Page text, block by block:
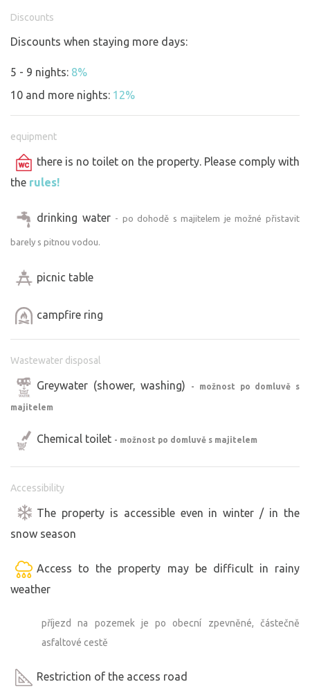
Discounts
Discounts when staying more days:
5 - 9 nights: 8%
10 and more nights: 12%
equipment
there is no toilet on the property. Please comply with
the rules!
drinking water - po dohodě s majitelem je možné přistavit
barely s pitnou vodou.
picnic table
campfire ring
Wastewater disposal
Greywater (shower, washing) - možnost po domluvě s
majitelem
Chemical toilet - možnost po domluvě s majitelem
Accessibility
The property is accessible even in winter / in the
snow season
Access to the property may be difficult in rainy
weather
příjezd na pozemek je po obecní zpevněné, částečně
asfaltové cestě
Restriction of the access road